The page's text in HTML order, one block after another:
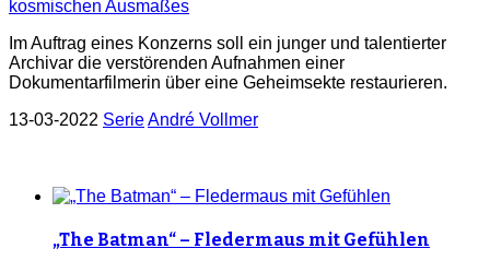
Im Auftrag eines Konzerns soll ein junger und talentierter
Archivar die verstörenden Aufnahmen einer
Dokumentarfilmerin über eine Geheimsekte restaurieren.
13-03-2022 SerieAndré Vollmer
„The Batman“ – Fledermaus mit Gefühlen